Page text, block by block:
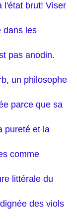
l'état brut! Viser
dans les
pas anodin.
un philosophe
parce que sa
pureté et la
comme
littérale du
des viols